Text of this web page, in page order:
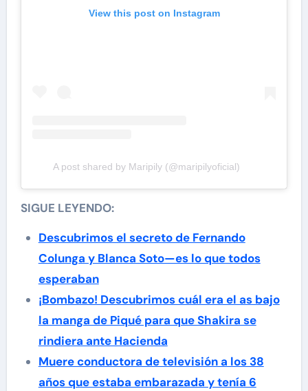
View this post on Instagram
A post shared by Maripily (@maripilyoficial)
SIGUE LEYENDO:
Descubrimos el secreto de Fernando
Colunga y Blanca Soto—es lo que todos
esperaban
¡Bombazo! Descubrimos cuál era el as bajo
la manga de Piqué para que Shakira se
rindiera ante Hacienda
Muere conductora de televisión a los 38
años que estaba embarazada y tenía 6